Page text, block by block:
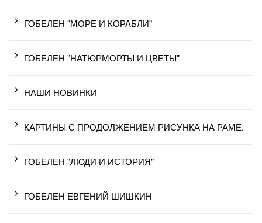
ГОБЕЛЕН "МОРЕ И КОРАБЛИ"
ГОБЕЛЕН "НАТЮРМОРТЫ И ЦВЕТЫ"
НАШИ НОВИНКИ
КАРТИНЫ С ПРОДОЛЖЕНИЕМ РИСУНКА НА РАМЕ.
ГОБЕЛЕН "ЛЮДИ И ИСТОРИЯ"
ГОБЕЛЕН ЕВГЕНИЙ ШИШКИН